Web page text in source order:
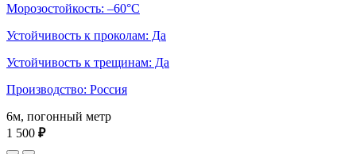
Морозостойкость: –60°С
Устойчивость к проколам: Да
Устойчивость к трещинам: Да
Производство: Россия
6м, погонный метр
1 500 ₽